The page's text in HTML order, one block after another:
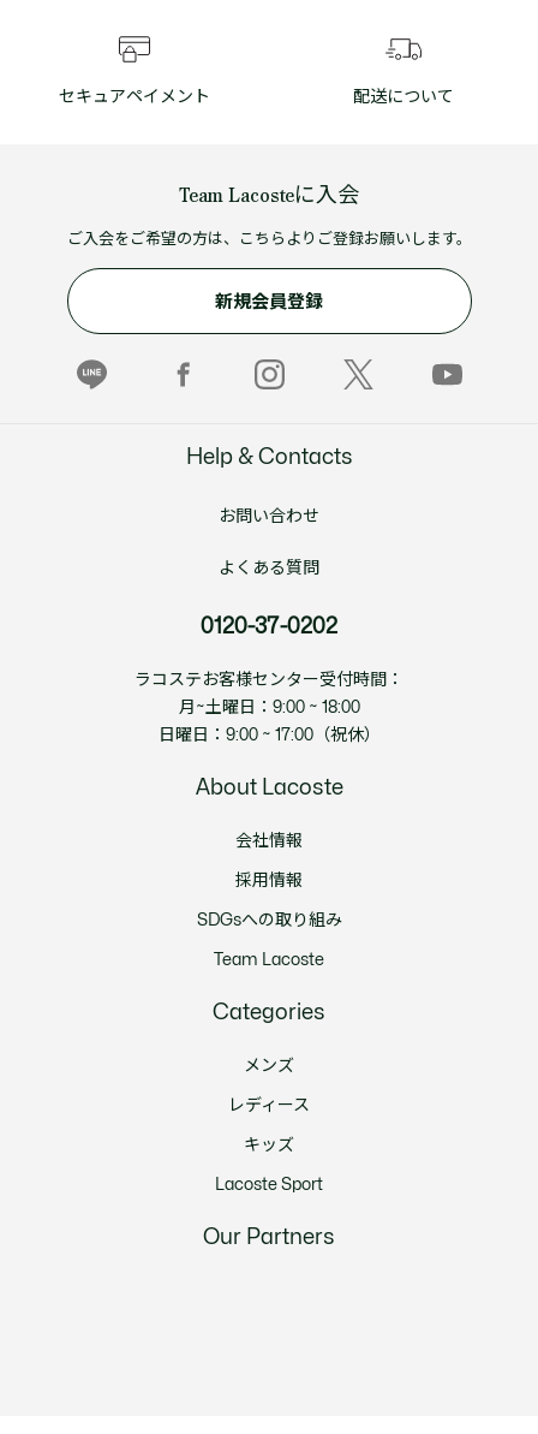
セキュアペイメント 配送について
Team Lacosteに入会
ご入会をご希望の方は、こちらよりご登録お願いします。
新規会員登録
Help & Contacts
お問い合わせ
よくある質問
0120-37-0202
ラコステお客様センター受付時間：
月~土曜日：9:00 ~ 18:00
日曜日：9:00 ~ 17:00（祝休）
About Lacoste
会社情報
採用情報
SDGsへの取り組み
Team Lacoste
Categories
メンズ
レディース
キッズ
Lacoste Sport
Our Partners